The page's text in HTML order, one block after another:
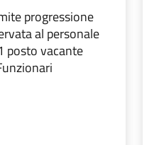
progressione
al personale
posto vacante